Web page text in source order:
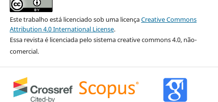
Este trabalho está licenciado sob uma licençaCreative Commons
Attribution 4.0 International License.
Essa revista é licenciada pelo sistema creative commons 4.0, não-
comercial.